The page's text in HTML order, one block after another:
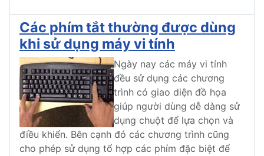
Các phím tắt thường được dùng
khi sử dụng máy vi tính
Ngày nay các máy vi tính
đều sử dụng các chương
trình có giao diện đồ họa
giúp người dùng dễ dàng sử
dụng chuột để lựa chọn và
điều khiển. Bên cạnh đó các chương trình cũng
cho phép sử dụng tổ hợp các phím đặc biệt để